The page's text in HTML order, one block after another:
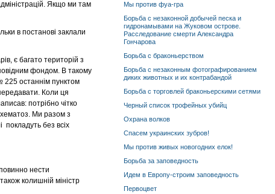
Якщо ми там
в постанові заклали
є багато територій з
фондом. В такому
225 останнім пунктом
Коли ця
потрібно чітко
Ми разом з
покладуть без всіх
нести
колишній міністр
Мы против фуа-гра
Борьба с незаконной добычей песка и
гидронамывами на Жуковом острове.
Расследование смерти Александра
Гончарова
Борьба с браконьерством
Борьба с незаконным фотографированием
диких животных и их контрабандой
Борьба с торговлей браконьерскими сетями
Черный список трофейных убийц
Охрана волков
Спасем украинских зубров!
Мы против живых новогодних елок!
Борьба за заповедность
Идем в Европу-строим заповедность
Первоцвет